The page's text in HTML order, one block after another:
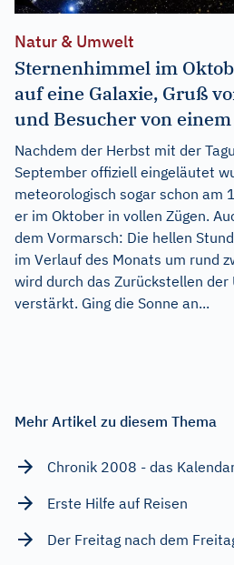
Natur & Umwelt
Sternenhimmel im
auf eine Galaxie, Gruß
und Besucher von
Nachdem der Herbst mit der
September offiziell eingeläutet
meteorologisch sogar schon am
er im Oktober in vollen Zügen.
dem Vormarsch: Die hellen
im Verlauf des Monats um rund
wird durch das Zurückstellen
verstärkt. Ging die Sonne an...
Mehr Artikel zu diesem Thema
Chronik 2008 - das
Erste Hilfe auf Reisen
Der Freitag nach dem